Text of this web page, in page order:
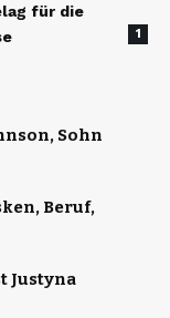
für die
1
Sohn
Beruf,
Justyna